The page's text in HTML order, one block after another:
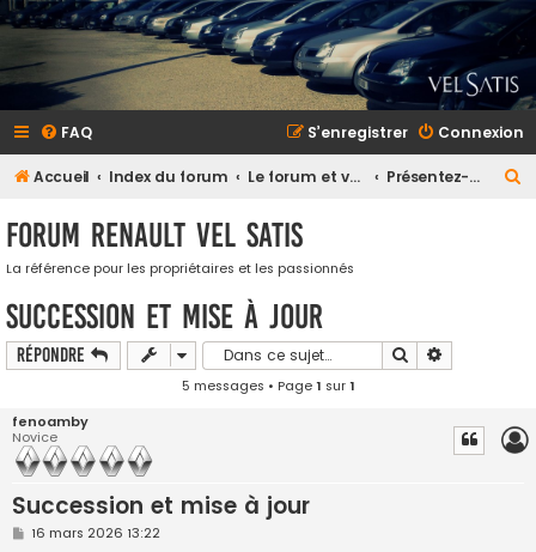
FAQ Connexion
S’enregistrer
Accueil Index du forum Le forum et vous Présentez-vous (et votre Vel Satis)
e
r
Forum Renault VEL SATIS
La référence pour les propriétaires et les passionnés
Succession et mise à jour
Répondre Rechercher
5 messages • Page1 sur1
fenoamby
Novice
Succession et mise à jour
M
16 mars 2026 13:22